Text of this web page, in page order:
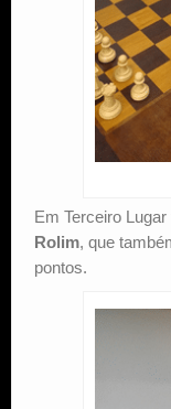
Em Terceiro
Rolim, que
pontos.